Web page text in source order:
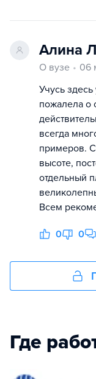
Алина
О вузе
06
Учусь
пожалела о
всегда
примеров.
высоте,
отдельный
Всем
0 0
Где